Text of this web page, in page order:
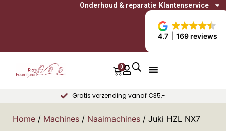
4.7 169 reviews
Onderhoud & reparatie Klantenservice
0
Gratis verzending vanaf €35,-
Home / Machines / Naaimachines / Juki HZL NX7